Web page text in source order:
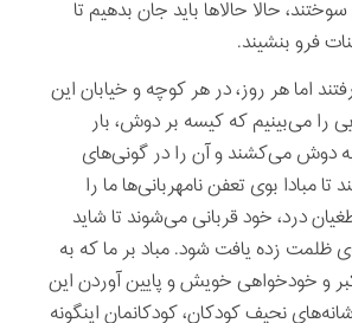
حالا حالاها باید جان بدهیم تا
فرو بنشیند.
اما هر روز، در هر کوچه و خیابان این
را می‌بینیم که کیسه بر دوش، بار
دوش می‌کشند و آن را در گونی‌های
مبادا بوی تعفن نامهربانی‌ها ما را
طغیان درد، خود قربانی می‌شوند تا شاید
ظلمت زده یافت شود. مباد بر ما که به
و خودخواهی خویش و پایین آوردن این
نحیف کودکان، کودکانمان اینگونه